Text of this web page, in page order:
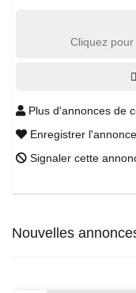
Cliquez
Plus d'annonces de
Enregistrer
Signaler cette
Nouvelles